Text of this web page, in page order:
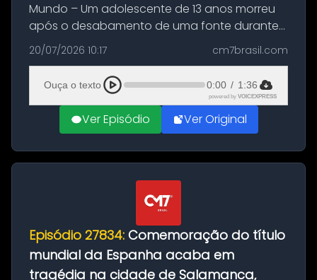
Mundo – Um adolescente de 13 anos morreu
após o desabamento de uma fonte durante
as comemorações pelo título da Copa do
Mundo conquistado pela Espanha, em
Ciudad Rodrigo, na província de Salamanca,
no...
20/07/2026 10:17 cm7brasil.com
Ouça o texto 0:00 / 1:36
powered by VOICEXPRESS
Ver Episódio Ver Original
Episódio 27834: Comemoração do título
mundial da Espanha acaba em
tragédia na cidade de Salamanca,